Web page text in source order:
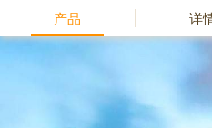
产品 详